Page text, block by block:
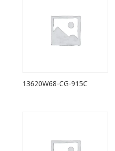
13620W68-CG-915C